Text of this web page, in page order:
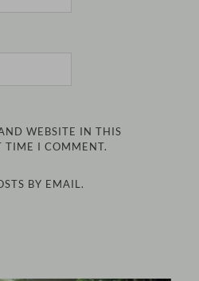
WEBSITE IN THIS
TIME I COMMENT.
BY EMAIL.